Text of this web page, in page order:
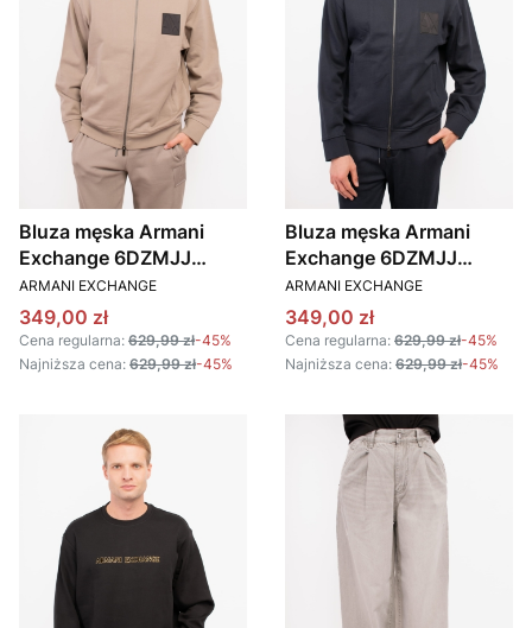
Bluza męska Armani
Exchange 6DZMJJ
ZJ4XZ beżowy
PRODUCENT
ARMANI EXCHANGE
Cena promocyjna
349,00 zł
Cena regularna: 629,99 zł-45%
Najniższa cena: 629,99 zł-45%
Bluza męska Armani
Exchange 6DZMJJ
ZJ4XZ granatowy
PRODUCENT
ARMANI EXCHANGE
Cena promocyjna
349,00 zł
Cena regularna: 629,99 zł-45%
Najniższa cena: 629,99 zł-45%